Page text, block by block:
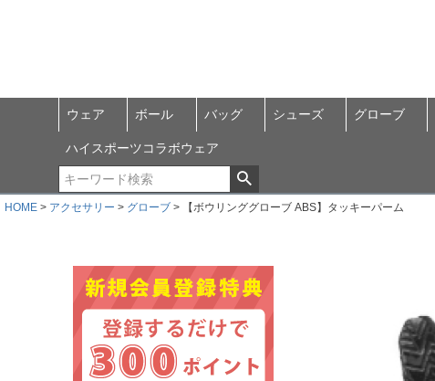
ウェア ボール バッグ シューズ グローブ
ハイスポーツコラボウェア
HOME アクセサリー グローブ 【ボウリンググローブ ABS】タッキーパーム